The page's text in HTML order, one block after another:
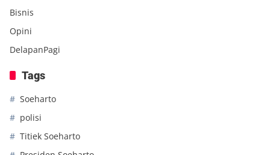
Bisnis
Opini
DelapanPagi
Tags
Soeharto
polisi
Titiek Soeharto